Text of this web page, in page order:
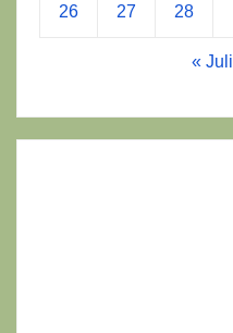
26 27 28
« Juli